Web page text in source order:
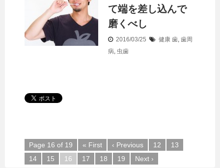
て端を差し込んで
磨くべし
2016/03/25 健康 歯, 歯周
病, 虫歯
Page 16 of 19 « First ‹ Previous 12
13
14
15 16 17 18 19 Next ›